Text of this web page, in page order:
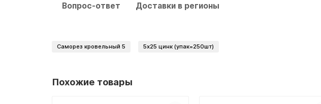
Вопрос-ответ Доставки в регионы
Саморез кровельный 5 5х25 цинк (упак=250шт)
Похожие товары